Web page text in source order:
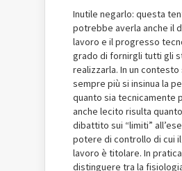
Inutile negarlo: questa
potrebbe averla anche il
lavoro e il progresso
grado di fornirgli tutti gli
realizzarla. In un contesto
sempre più si insinua la
quanto sia tecnicamente
anche lecito risulta
dibattito sui “limiti”
potere di controllo di cui
lavoro è titolare. In
distinguere tra la